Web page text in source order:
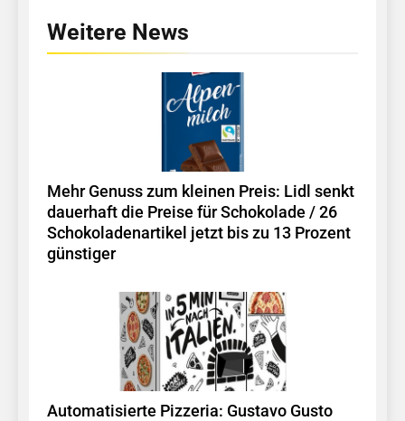
Weitere News
Mehr Genuss zum kleinen Preis: Lidl senkt
dauerhaft die Preise für Schokolade / 26
Schokoladenartikel jetzt bis zu 13 Prozent
günstiger
Automatisierte Pizzeria: Gustavo Gusto